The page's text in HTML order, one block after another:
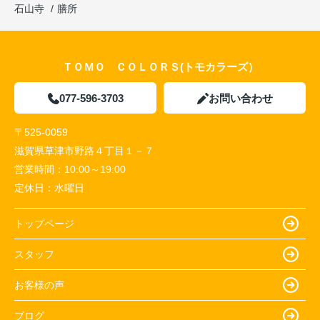
石山寺 膳所
ＴＯＭＯ ＣＯＬＯＲＳ(トモカラーズ）
077-596-3703 お問い合わせ
〒525-0059
滋賀県草津市野路４丁目１－７
営業時間： 10:00～19:00
定休日： 水曜日
トップページ
スタッフ
お客様の声
ブログ